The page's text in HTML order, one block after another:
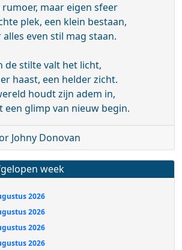
rumoer, maar eigen sfeer
plek, een klein bestaan,
alles even stil mag staan.
de stilte valt het licht,
haast, een helder zicht.
houdt zijn adem in,
een glimp van nieuw begin.
Johny Donovan
week
2026
2026
2026
2026